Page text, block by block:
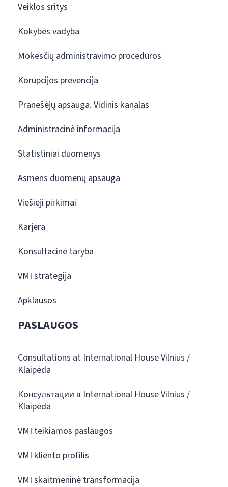
Veiklos sritys
Kokybės vadyba
Mokesčių administravimo procedūros
Korupcijos prevencija
Pranešėjų apsauga. Vidinis kanalas
Administracinė informacija
Statistiniai duomenys
Asmens duomenų apsauga
Viešieji pirkimai
Karjera
Konsultacinė taryba
VMI strategija
Apklausos
PASLAUGOS
Consultations at International House Vilnius /
Klaipėda
Консультации в International House Vilnius /
Klaipėda
VMI teikiamos paslaugos
VMI kliento profilis
VMI skaitmeninė transformacija